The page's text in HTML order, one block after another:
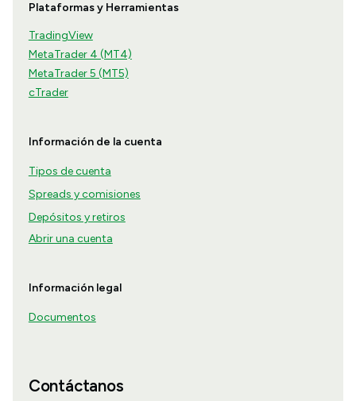
Plataformas y Herramientas
TradingView
MetaTrader 4 (MT4)
MetaTrader 5 (MT5)
cTrader
Información de la cuenta
Tipos de cuenta
Spreads y comisiones
Depósitos y retiros
Abrir una cuenta
Información legal
Documentos
Contáctanos